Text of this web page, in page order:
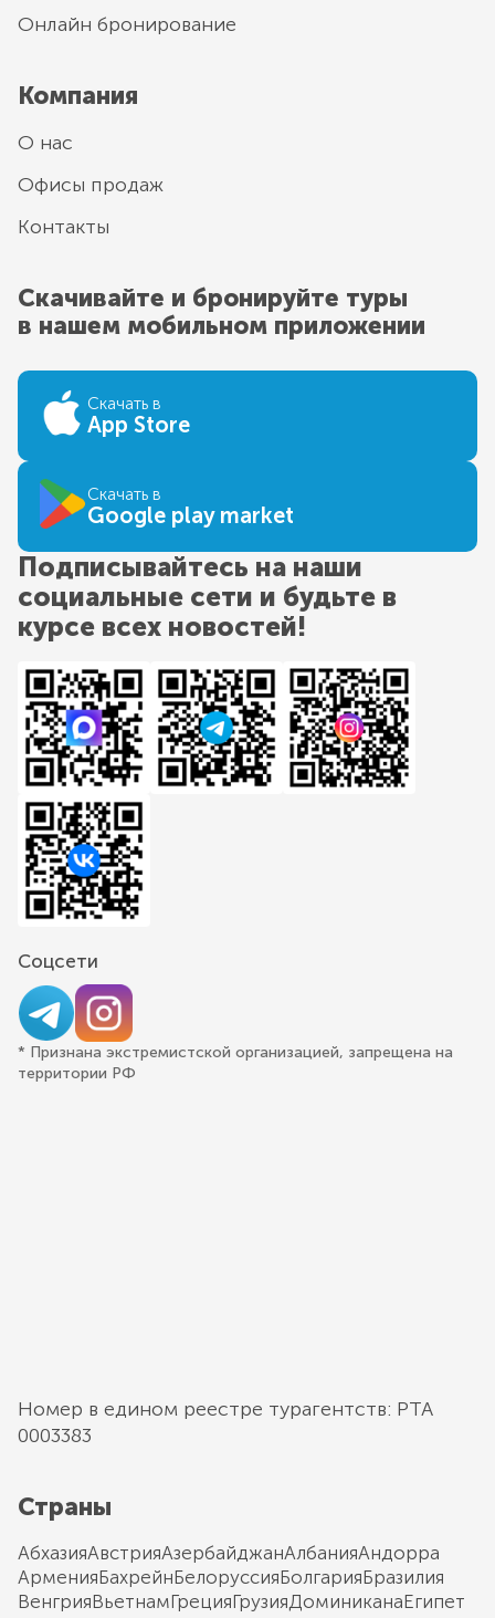
Онлайн бронирование
Компания
О нас
Офисы продаж
Контакты
Скачивайте и бронируйте туры
в нашем мобильном приложении
Скачать в
App Store
Скачать в
Google play market
Подписывайтесь на наши
социальные сети и будьте в
курсе всех новостей!
Соцсети
* Признана экстремистской организацией, запрещена на
территории РФ
Номер в едином реестре турагентств: РТА
0003383
Страны
АбхазияАвстрияАзербайджанАлбанияАндорра
АрменияБахрейнБелоруссияБолгарияБразилия
ВенгрияВьетнамГрецияГрузияДоминиканаЕгипет